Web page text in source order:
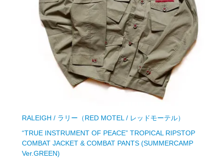
RALEIGH / ラリー（RED MOTEL / レッドモーテル）
“TRUE INSTRUMENT OF PEACE” TROPICAL RIPSTOP
COMBAT JACKET & COMBAT PANTS (SUMMERCAMP
Ver.GREEN)